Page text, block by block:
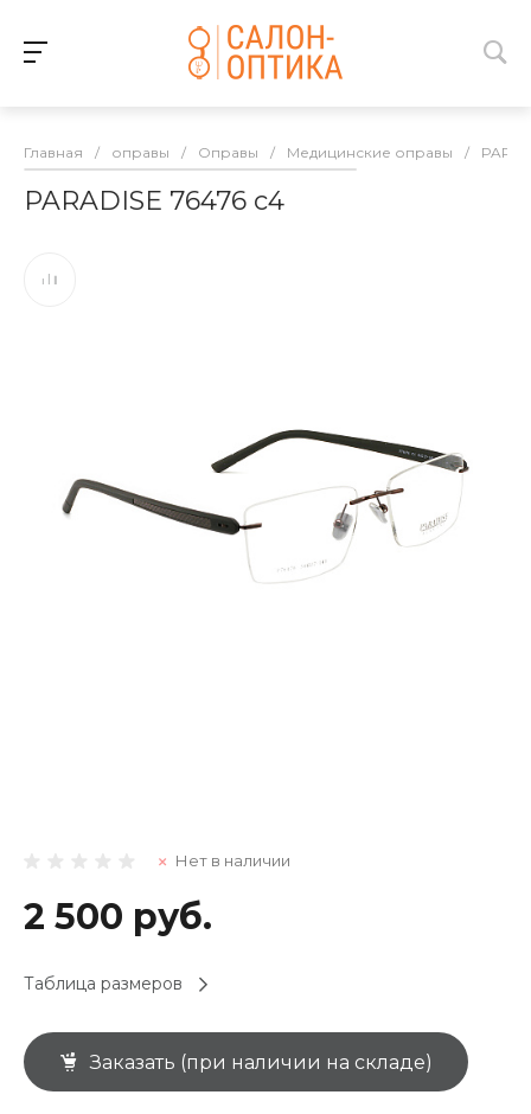
Главная / оправы / Оправы / Медицинские оправы /
PARADISE 76476 с4
Нет в наличии
2 500 руб.
Таблица размеров
Заказать (при наличии на складе)